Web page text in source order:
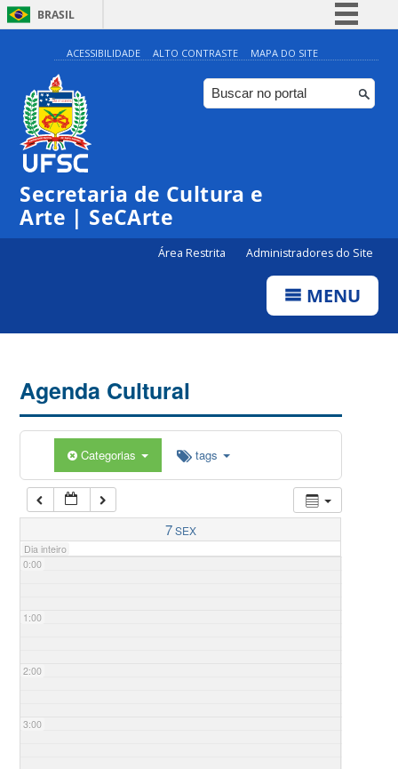
BRASIL
Simplifique!
Comunica BR
Participe
ACESSIBILIDADE ALTO CONTRASTE MAPA DO SITE
Secretaria de Cultura e
Arte | SeCArte
Área Restrita Administradores do Site
MENU
Agenda Cultural
Categorias tags
7SEX
Dia inteiro
0:00
1:00
2:00
3:00